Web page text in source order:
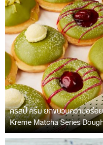
คริสปี้ ครีม ยกขบวนความอร่อ
Kreme Matcha Series